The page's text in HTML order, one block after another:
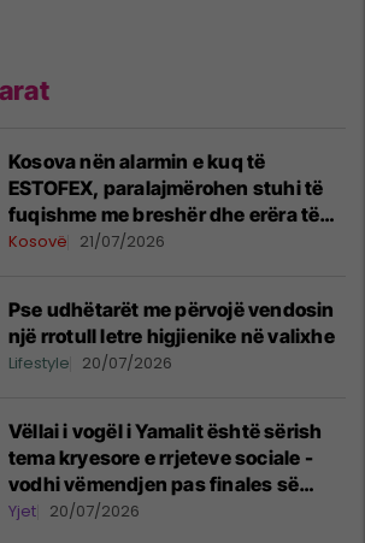
Kosova nën alarmin e kuq të
ESTOFEX, paralajmërohen stuhi të
fuqishme me breshër dhe erëra të
forta
Kosovë 21/07/2026
Pse udhëtarët me përvojë vendosin
një rrotull letre higjienike në valixhe
Lifestyle 20/07/2026
Vëllai i vogël i Yamalit është sërish
tema kryesore e rrjeteve sociale -
vodhi vëmendjen pas finales së
Kupës së Botës
Yjet 20/07/2026